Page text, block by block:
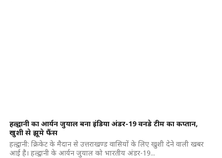
हल्द्वानी का आर्यन जुयाल बना इंडिया अंडर-19 वनडे टीम का कप्तान,
खुशी से झूमे फैंस
हल्द्वानी: क्रिकेट के मैदान से उत्तराखण्ड वासियों के लिए खुशी देने वाली खबर
आई है। हल्द्वानी के आर्यन जुयाल को भारतीय अंडर-19...